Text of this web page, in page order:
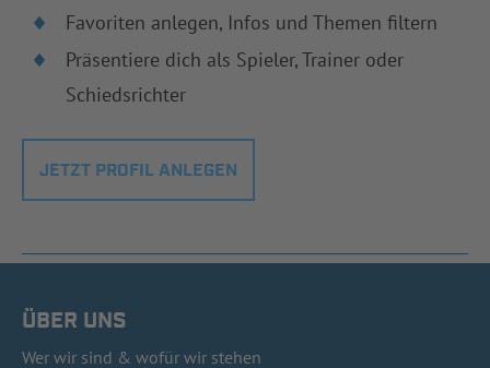
Favoriten anlegen, Infos und Themen filtern
Präsentiere dich als Spieler, Trainer oder
Schiedsrichter
JETZT PROFIL ANLEGEN
ÜBER UNS
Wer wir sind & wofür wir stehen